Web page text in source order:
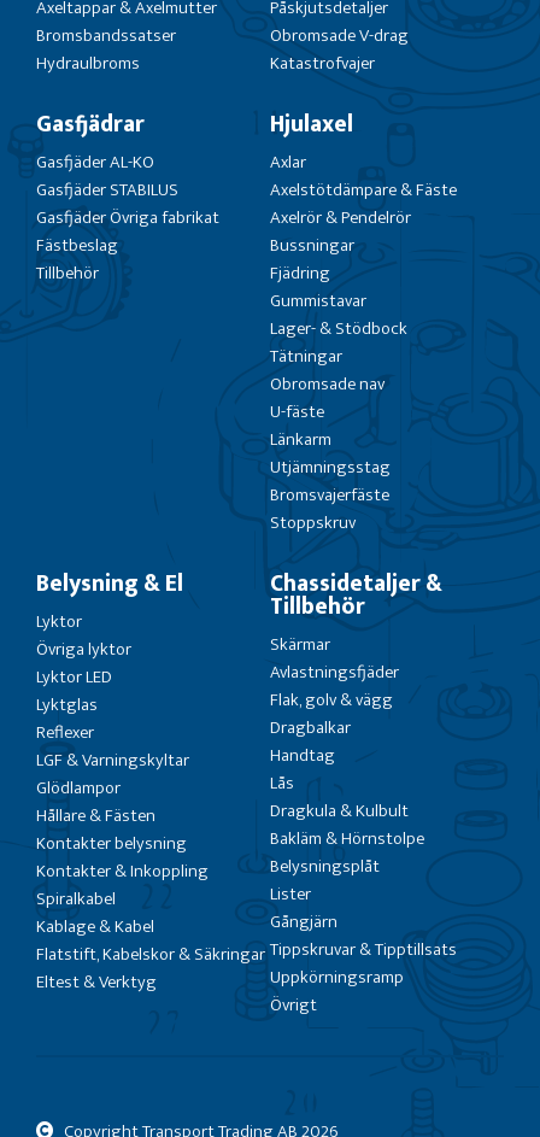
Axeltappar & Axelmutter
Bromsbandssatser
Hydraulbroms
Påskjutsdetaljer
Obromsade V-drag
Katastrofvajer
Gasfjädrar
Gasfjäder AL-KO
Gasfjäder STABILUS
Gasfjäder Övriga fabrikat
Fästbeslag
Tillbehör
Hjulaxel
Axlar
Axelstötdämpare & Fäste
Axelrör & Pendelrör
Bussningar
Fjädring
Gummistavar
Lager- & Stödbock
Tätningar
Obromsade nav
U-fäste
Länkarm
Utjämningsstag
Bromsvajerfäste
Stoppskruv
Belysning & El
Lyktor
Övriga lyktor
Lyktor LED
Lyktglas
Reflexer
LGF & Varningskyltar
Glödlampor
Hållare & Fästen
Kontakter belysning
Kontakter & Inkoppling
Spiralkabel
Kablage & Kabel
Flatstift, Kabelskor & Säkringar
Eltest & Verktyg
Chassidetaljer &
Tillbehör
Skärmar
Avlastningsfjäder
Flak, golv & vägg
Dragbalkar
Handtag
Lås
Dragkula & Kulbult
Bakläm & Hörnstolpe
Belysningsplåt
Lister
Gångjärn
Tippskruvar & Tipptillsats
Uppkörningsramp
Övrigt